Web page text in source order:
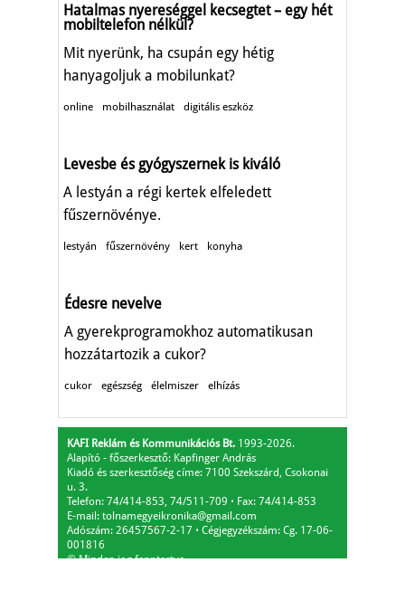
Hatalmas nyereséggel kecsegtet – egy hét
mobiltelefon nélkül?
Mit nyerünk, ha csupán egy hétig
hanyagoljuk a mobilunkat?
online mobilhasználat digitális eszköz
Levesbe és gyógyszernek is kiváló
A lestyán a régi kertek elfeledett
fűszernövénye.
lestyán fűszernövény kert konyha
Édesre nevelve
A gyerekprogramokhoz automatikusan
hozzátartozik a cukor?
cukor egészség élelmiszer elhízás
KAFI Reklám és Kommunikációs Bt. 1993-2026.
Alapító - főszerkesztő: Kapfinger András
Kiadó és szerkesztőség címe: 7100 Szekszárd, Csokonai
u. 3.
Telefon: 74/414-853, 74/511-709 ⋅ Fax: 74/414-853
E-mail: tolnamegyeikronika@gmail.com
Adószám: 26457567-2-17 ⋅ Cégjegyzékszám: Cg. 17-06-
001816
© Minden jog fenntartva.